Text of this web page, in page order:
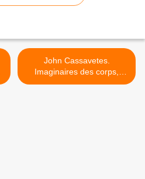
John Cassavetes.
Imaginaires des corps,
entre la scène et l’écran >